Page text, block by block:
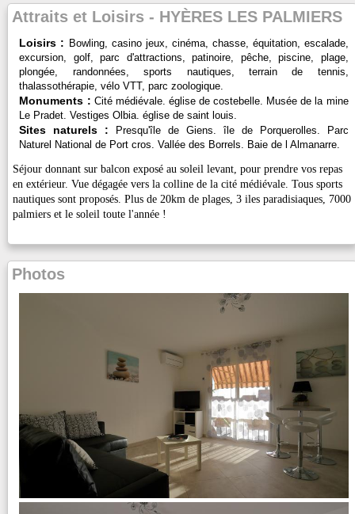
Attraits et Loisirs - HYÈRES LES PALMIERS
Loisirs : Bowling, casino jeux, cinéma, chasse, équitation, escalade,
excursion, golf, parc d'attractions, patinoire, pêche, piscine, plage,
plongée, randonnées, sports nautiques, terrain de tennis,
thalassothérapie, vélo VTT, parc zoologique.
Monuments : Cité médiévale. église de costebelle. Musée de la mine
Le Pradet. Vestiges Olbia. église de saint louis.
Sites naturels : Presqu'île de Giens. île de Porquerolles. Parc
Naturel National de Port cros. Vallée des Borrels. Baie de l Almanarre.
Séjour donnant sur balcon exposé au soleil levant, pour prendre vos repas
en extérieur. Vue dégagée vers la colline de la cité médiévale. Tous sports
nautiques sont proposés. Plus de 20km de plages, 3 iles paradisiaques, 7000
palmiers et le soleil toute l'année !
Photos